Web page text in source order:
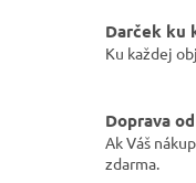
Darček ku
Ku každej
Doprava
Ak Váš
zdarma.